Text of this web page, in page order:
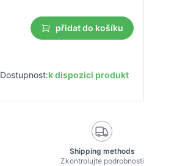
přidat do košíku
Dostupnost:k dispozici produkt
Shipping methods
Zkontrolujte podrobnosti